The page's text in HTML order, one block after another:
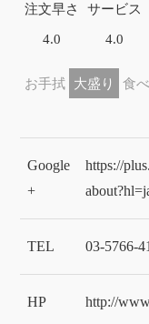
注文早さ
4.0
サービス
4.0
お手拭 大盛り 食
Google
+
https://
TEL 03-5766-
HP http://